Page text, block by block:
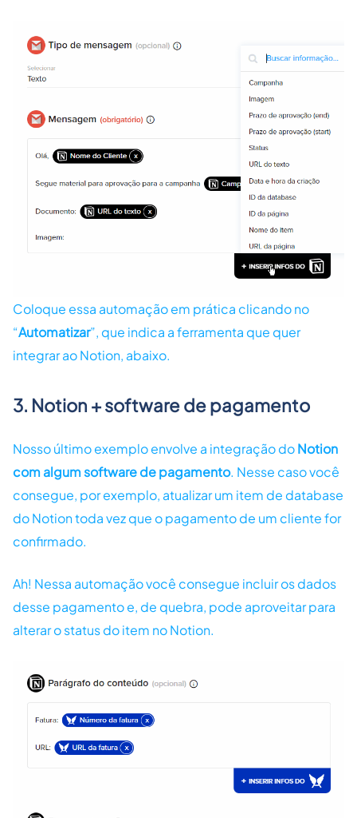
Coloque essa automação em prática clicando no
“Automatizar”, que indica a ferramenta que quer
integrar ao Notion, abaixo.
3. Notion + software de pagamento
Nosso último exemplo envolve a integração doNotion
com algum software de pagamento. Nesse caso você
consegue, por exemplo, atualizar um item de database
do Notion toda vez que o pagamento de um cliente for
confirmado.
Ah! Nessa automação você consegue incluir os dados
desse pagamento e, de quebra, pode aproveitar para
alterar o status do item no Notion.